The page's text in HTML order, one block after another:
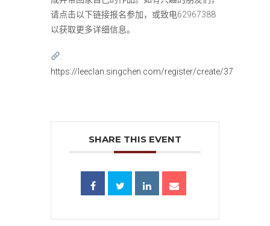
请点击以下链接报名参加，或致电62967388
以获取更多详细信息。
:
https://leeclan.singchen.com/register/create/37
SHARE THIS EVENT